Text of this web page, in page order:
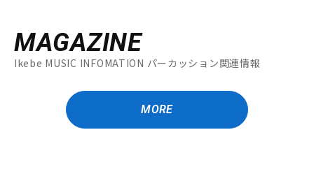
MAGAZINE
Ikebe MUSIC INFOMATION パーカッション関連情報
MORE